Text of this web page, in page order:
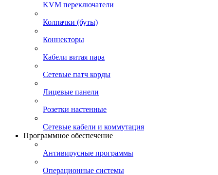
KVM переключатели
Колпачки (буты)
Коннекторы
Кабели витая пара
Сетевые патч корды
Лицевые панели
Розетки настенные
Сетевые кабели и коммутация
Программное обеспечение
Антивирусные программы
Операционные системы